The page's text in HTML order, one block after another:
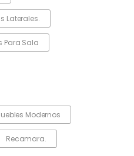
Laterales.
Para Sala
Modernos
Recamara.